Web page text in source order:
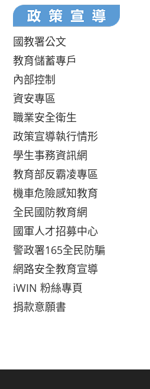
國教署公文
教育儲蓄專戶
內部控制
資安專區
職業安全衛生
政策宣導執行情形
學生事務資訊網
教育部反霸凌專區
機車危險感知教育
全民國防教育網
國軍人才招募中心
警政署165全民防騙
網路安全教育宣導
iWIN 粉絲專頁
捐款意願書